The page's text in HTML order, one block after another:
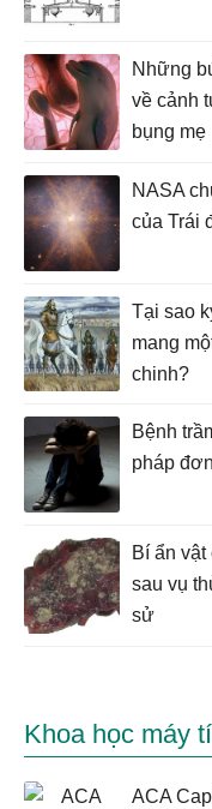
Những
về cảnh
bụng mẹ
NASA
của Trái
Tại sao
mang
chinh?
Bệnh
pháp
Bí ẩn vật
sau vụ
sử
Khoa học máy
ACA